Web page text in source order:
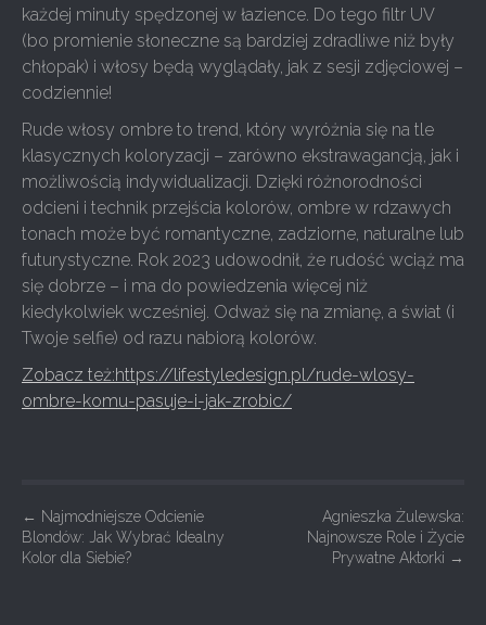
każdej minuty spędzonej w łazience. Do tego filtr UV
(bo promienie słoneczne są bardziej zdradliwe niż były
chłopak) i włosy będą wyglądały, jak z sesji zdjęciowej –
codziennie!
Rude włosy ombre to trend, który wyróżnia się na tle
klasycznych koloryzacji – zarówno ekstrawagancją, jak i
możliwością indywidualizacji. Dzięki różnorodności
odcieni i technik przejścia kolorów, ombre w rdzawych
tonach może być romantyczne, zadziorne, naturalne lub
futurystyczne. Rok 2023 udowodnił, że rudość wciąż ma
się dobrze – i ma do powiedzenia więcej niż
kiedykolwiek wcześniej. Odważ się na zmianę, a świat (i
Twoje selfie) od razu nabiorą kolorów.
Zobacz też:https://lifestyledesign.pl/rude-wlosy-
ombre-komu-pasuje-i-jak-zrobic/
P
o
← Najmodniejsze Odcienie
Blondów: Jak Wybrać Idealny
Kolor dla Siebie?
Agnieszka Żulewska:
Najnowsze Role i Życie
Prywatne Aktorki →